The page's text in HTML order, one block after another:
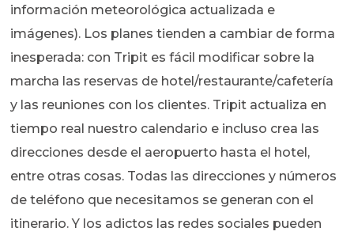
información meteorológica actualizada e
imágenes). Los planes tienden a cambiar de forma
inesperada: con Tripit es fácil modificar sobre la
marcha las reservas de hotel/restaurante/cafetería
y las reuniones con los clientes. Tripit actualiza en
tiempo real nuestro calendario e incluso crea las
direcciones desde el aeropuerto hasta el hotel,
entre otras cosas. Todas las direcciones y números
de teléfono que necesitamos se generan con el
itinerario. Y los adictos las redes sociales pueden